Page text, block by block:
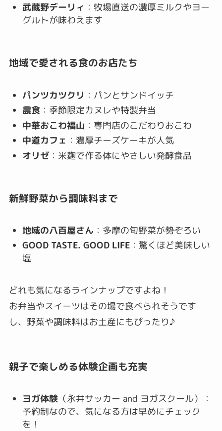
武蔵野デーリィ ：牧場直送の濃厚ミルクやヨー
グルトが味わえます
地域で愛される食のお店たち
パンツカツクリ ：パンとサンドイッチ
農食：季節限定カヌレや特製弁当
中華おこわ福山 ：専門店のこだわりおこわ
中道カフェ ：濃厚チーズケーキが人気
オリゼ：米麹で作る体にやさしい発酵食品
新鮮野菜から調味料まで
地域の八百屋さん ：多摩の旬野菜が勢ぞろい
GOOD TASTE. GOOD LIFE：驚くほど美味しい
塩
どれも気になるラインナップですよね！
お弁当やスイーツはその場で食べられそうです
し、野菜や調味料はお土産にもぴったり♪
親子で楽しめる体験企画も充実
ヨガ体験（永井サッカー and ヨガスクール）：
予約制なので、気になる方は早めにチェック
を！